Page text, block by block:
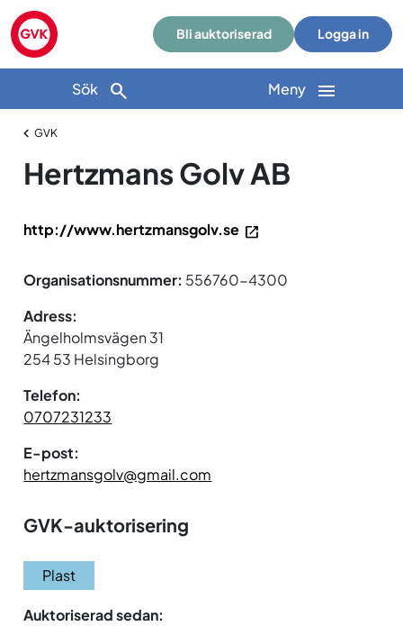
Bli auktoriserad Logga in
Sök Meny
GVK
Hertzmans Golv AB
http://www.hertzmansgolv.se
Organisationsnummer: 556760-4300
Adress:
Ängelholmsvägen 31
254 53 Helsingborg
Telefon:
0707231233
E-post:
hertzmansgolv@gmail.com
GVK-auktorisering
Plast
Auktoriserad sedan: